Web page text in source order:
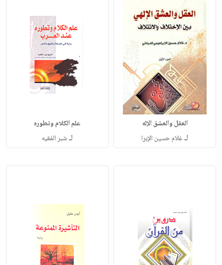
العقل والعشق الإله
لـغلام حسين الإبرا
علم الكلام وتطوره
لـشبر الفقيه